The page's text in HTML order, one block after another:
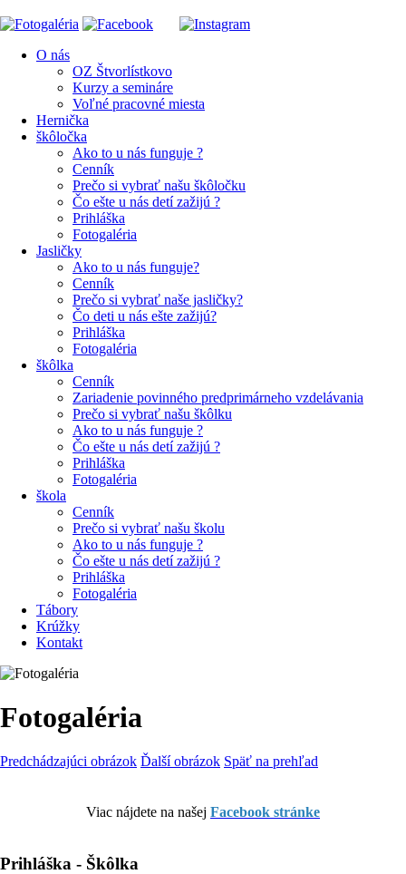
O nás
OZ Štvorlístkovo
Kurzy a semináre
Voľné pracovné miesta
Hernička
škôločka
Ako to u nás funguje ?
Cenník
Prečo si vybrať našu škôločku
Čo ešte u nás detí zažijú ?
Prihláška
Fotogaléria
Jasličky
Ako to u nás funguje?
Cenník
Prečo si vybrať naše jasličky?
Čo deti u nás ešte zažijú?
Prihláška
Fotogaléria
škôlka
Cenník
Zariadenie povinného predprimárneho vzdelávania
Prečo si vybrať našu škôlku
Ako to u nás funguje ?
Čo ešte u nás detí zažijú ?
Prihláška
Fotogaléria
škola
Cenník
Prečo si vybrať našu školu
Ako to u nás funguje ?
Čo ešte u nás detí zažijú ?
Prihláška
Fotogaléria
Tábory
Krúžky
Kontakt
Fotogaléria
Predchádzajúci obrázok Ďalší obrázok Späť na prehľad
Viac nájdete na našej Facebook stránke
Prihláška - Škôlka